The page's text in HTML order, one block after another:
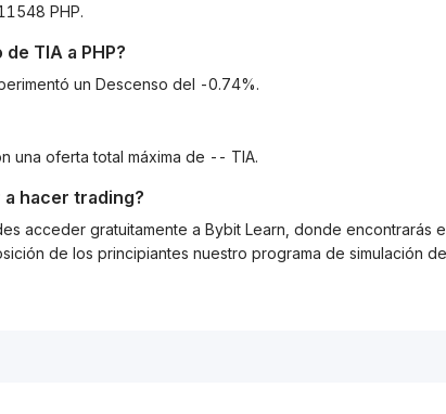
PHP.
de TIA a PHP?
un Descenso del -0.74%.
una oferta total máxima de -- TIA.
hacer trading?
acceder gratuitamente a Bybit Learn, donde encontrarás
de los principiantes nuestro programa de simulación